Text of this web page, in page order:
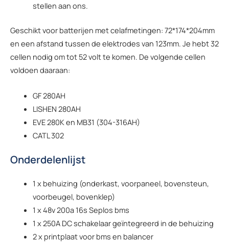
stellen aan ons.
Geschikt voor batterijen met celafmetingen: 72*174*204mm
en een afstand tussen de elektrodes van 123mm. Je hebt 32
cellen nodig om tot 52 volt te komen. De volgende cellen
voldoen daaraan:
GF 280AH
LISHEN 280AH
EVE 280K en MB31 (304-316AH)
CATL 302
Onderdelenlijst
1 x behuizing (onderkast, voorpaneel, bovensteun,
voorbeugel, bovenklep)
1 x 48v 200a 16s Seplos bms
1 x 250A DC schakelaar geïntegreerd in de behuizing
2 x printplaat voor bms en balancer